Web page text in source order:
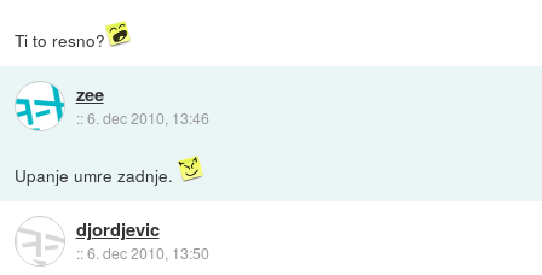
Ti to resno?
zee
::6. dec 2010, 13:46
Upanje umre zadnje.
djordjevic
::6. dec 2010, 13:50